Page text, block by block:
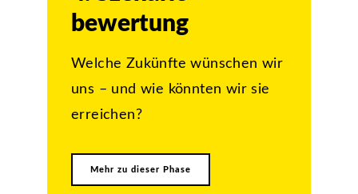
bewertung
Welche Zukünfte wünschen wir
uns – und wie könnten wir sie
erreichen?
Mehr zu dieser Phase